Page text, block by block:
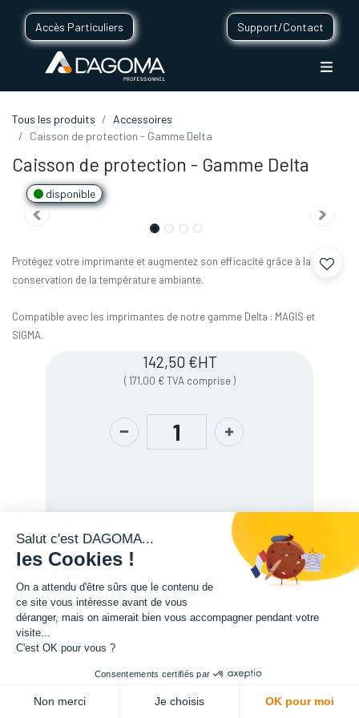
Accès Particuliers Support/Contact
Tous les produits
Accessoires
Caisson de protection - Gamme Delta
Caisson de protection - Gamme Delta
disponible
Protégez votre imprimante et augmentez son efficacité grâce à la
conservation de la température ambiante.
Compatible avec les imprimantes de notre gamme Delta : MAGIS et
SIGMA.
142,50 €HT
( 171,00 € TVA comprise )
Description
L'expertise de la fabrication additive francaise, au service de vos
Salut c'est DAGOMA...
les Cookies !
On a attendu d'être sûrs que le contenu de
ce site vous intéresse avant de vous
déranger, mais on aimerait bien vous accompagner pendant votre
visite...
C'est OK pour vous ?
Consentements certifiés par
Non merci Je choisis OK pour moi